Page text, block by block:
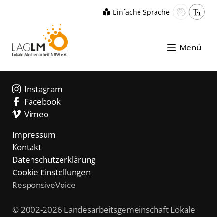
Einfache Sprache
Menü
Instagram
Facebook
Vimeo
Impressum
Kontakt
Datenschutzerklärung
Cookie Einstellungen
ResponsiveVoice
© 2002-2026 Landesarbeitsgemeinschaft Lokale